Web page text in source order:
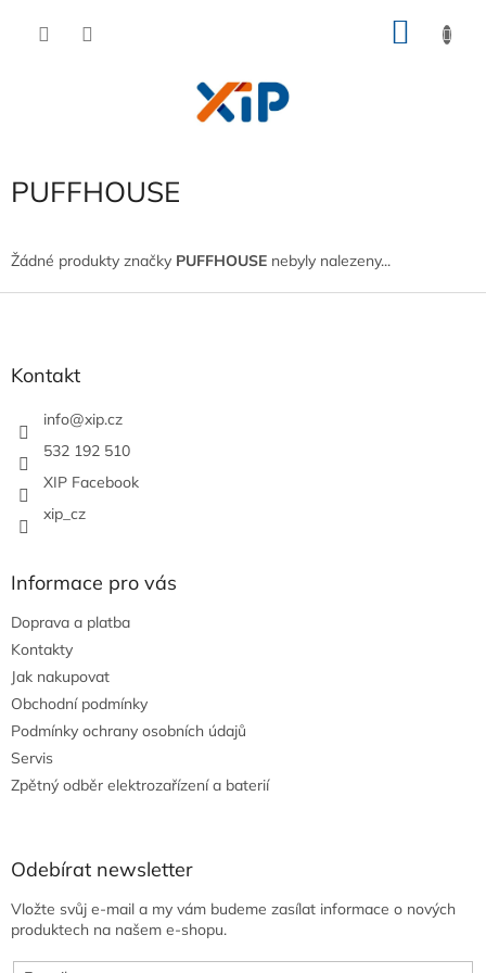
PUFFHOUSE
Žádné produkty značky PUFFHOUSE nebyly nalezeny...
Kontakt
info@xip.cz
532 192 510
XIP Facebook
xip_cz
Informace pro vás
Doprava a platba
Kontakty
Jak nakupovat
Obchodní podmínky
Podmínky ochrany osobních údajů
Servis
Zpětný odběr elektrozařízení a baterií
Odebírat newsletter
Vložte svůj e-mail a my vám budeme zasílat informace o nových
produktech na našem e-shopu.